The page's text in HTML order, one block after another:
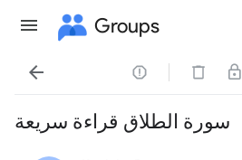
Groups
 
سورة الطلاق قراءة سريعة